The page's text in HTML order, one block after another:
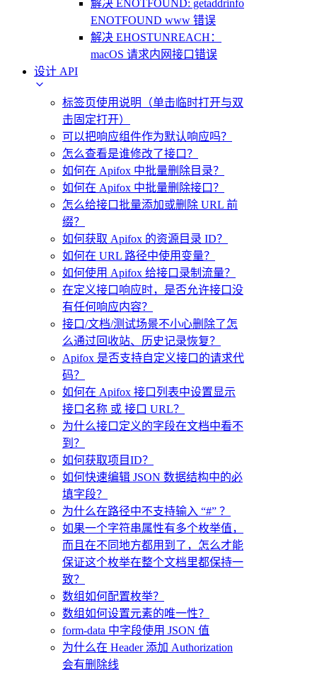
解决 ENOTFOUND: getaddrinfo
ENOTFOUND www 错误
解决 EHOSTUNREACH：
macOS 请求内网接口错误
设计 API
标签页使用说明（单击临时打开与双
击固定打开）
可以把响应组件作为默认响应吗？
怎么查看是谁修改了接口？
如何在 Apifox 中批量删除目录？
如何在 Apifox 中批量删除接口？
怎么给接口批量添加或删除 URL 前
缀？
如何获取 Apifox 的资源目录 ID？
如何在 URL 路径中使用变量？
如何使用 Apifox 给接口录制流量？
在定义接口响应时，是否允许接口没
有任何响应内容？
接口/文档/测试场景不小心删除了怎
么通过回收站、历史记录恢复？
Apifox 是否支持自定义接口的请求代
码？
如何在 Apifox 接口列表中设置显示
接口名称 或 接口 URL？
为什么接口定义的字段在文档中看不
到？
如何获取项目ID？
如何快速编辑 JSON 数据结构中的必
填字段？
为什么在路径中不支持输入 “#” ？
如果一个字符串属性有多个枚举值，
而且在不同地方都用到了，怎么才能
保证这个枚举在整个文档里都保持一
致？
数组如何配置枚举？
数组如何设置元素的唯一性？
form-data 中字段使用 JSON 值
为什么在 Header 添加 Authorization
会有删除线